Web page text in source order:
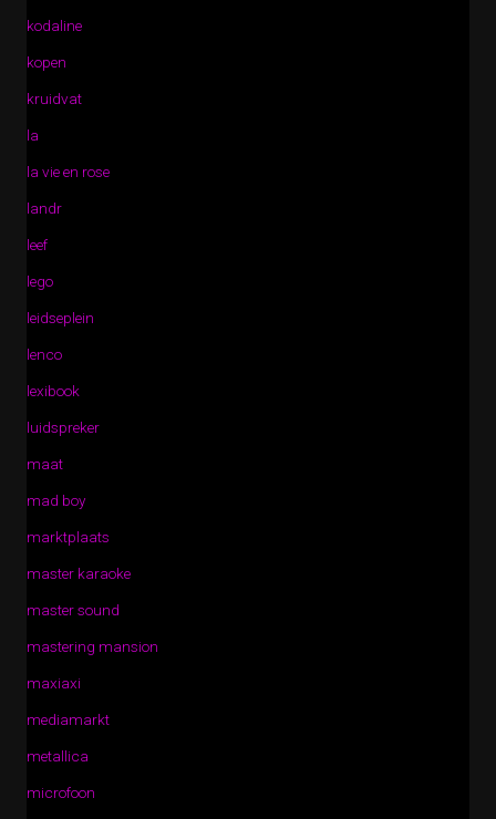
kodaline
kopen
kruidvat
la
la vie en rose
landr
leef
lego
leidseplein
lenco
lexibook
luidspreker
maat
mad boy
marktplaats
master karaoke
master sound
mastering mansion
maxiaxi
mediamarkt
metallica
microfoon